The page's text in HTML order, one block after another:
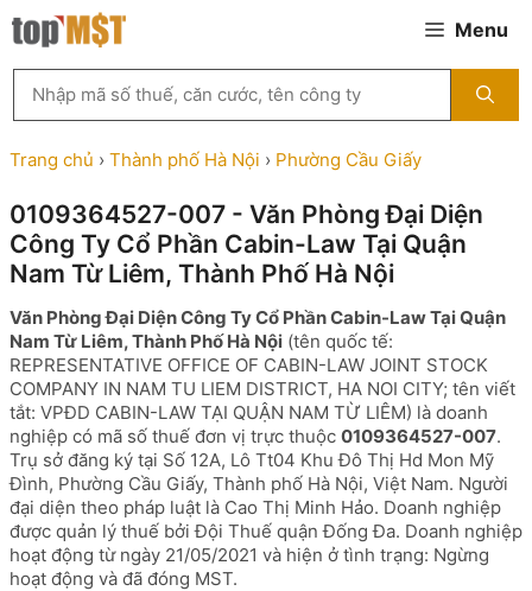
Chuyển
đến
Menu
kiếm
MST
theo
tên
ty,
người
đại
hoặc
mã
số
thuế
...
Trang chủ › Thành phố Hà Nội › Phường Cầu Giấy
0109364527-007 - Văn Phòng Đại Diện
Công Ty Cổ Phần Cabin-Law Tại Quận
Nam Từ Liêm, Thành Phố Hà Nội
Văn Phòng Đại Diện Công Ty Cổ Phần Cabin-Law Tại Quận
Nam Từ Liêm, Thành Phố Hà Nội (tên quốc tế:
REPRESENTATIVE OFFICE OF CABIN-LAW JOINT STOCK
COMPANY IN NAM TU LIEM DISTRICT, HA NOI CITY; tên viết
tắt: VPĐD CABIN-LAW TẠI QUẬN NAM TỪ LIÊM) là doanh
nghiệp có mã số thuế đơn vị trực thuộc 0109364527-007.
Trụ sở đăng ký tại Số 12A, Lô Tt04 Khu Đô Thị Hd Mon Mỹ
Đình, Phường Cầu Giấy, Thành phố Hà Nội, Việt Nam. Người
đại diện theo pháp luật là Cao Thị Minh Hảo. Doanh nghiệp
được quản lý thuế bởi Đội Thuế quận Đống Đa. Doanh nghiệp
hoạt động từ ngày 21/05/2021 và hiện ở tình trạng: Ngừng
hoạt động và đã đóng MST.